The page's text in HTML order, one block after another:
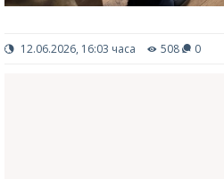
12.06.2026, 16:03 часа 508 0